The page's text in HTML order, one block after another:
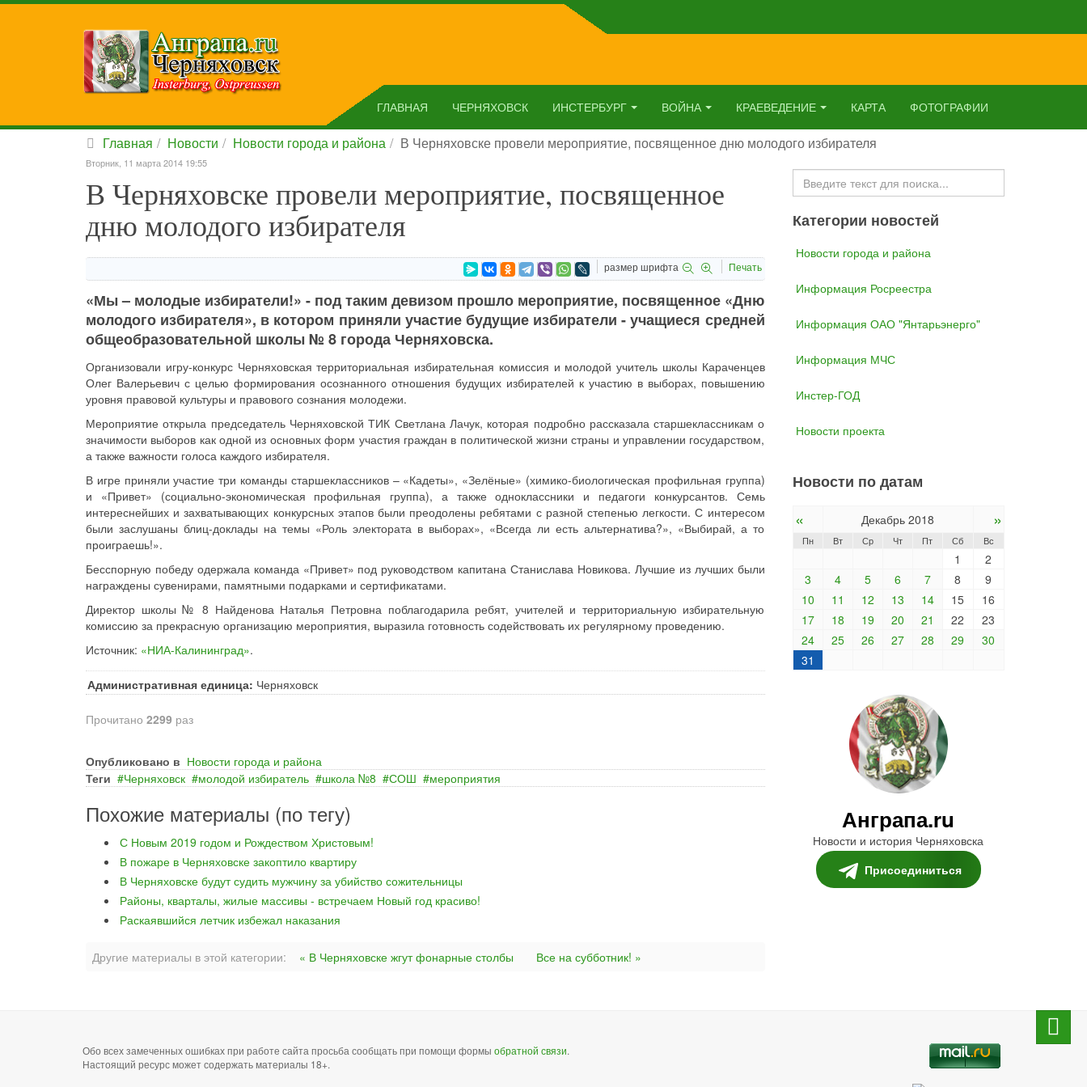
ГЛАВНАЯ ЧЕРНЯХОВСК ИНСТЕРБУРГ ВОЙНА КРАЕВЕДЕНИЕ КАРТА ФОТОГРАФИИ
Главная Новости Новости города и района В Черняховске провели мероприятие, посвященное дню молодого избирателя
Вторник, 11 марта 2014 19:55
В Черняховске провели мероприятие, посвященное
дню молодого избирателя
размер шрифта Печать
«Мы – молодые избиратели!» - под таким девизом прошло мероприятие, посвященное «Дню
молодого избирателя», в котором приняли участие будущие избиратели - учащиеся средней
общеобразовательной школы № 8 города Черняховска.
Организовали игру-конкурс Черняховская территориальная избирательная комиссия и молодой учитель школы Караченцев
Олег Валерьевич с целью формирования осознанного отношения будущих избирателей к участию в выборах, повышению
уровня правовой культуры и правового сознания молодежи.
Мероприятие открыла председатель Черняховской ТИК Светлана Лачук, которая подробно рассказала старшеклассникам о
значимости выборов как одной из основных форм участия граждан в политической жизни страны и управлении государством,
а также важности голоса каждого избирателя.
В игре приняли участие три команды старшеклассников – «Кадеты», «Зелёные» (химико-биологическая профильная группа)
и «Привет» (социально-экономическая профильная группа), а также одноклассники и педагоги конкурсантов. Семь
интереснейших и захватывающих конкурсных этапов были преодолены ребятами с разной степенью легкости. С интересом
были заслушаны блиц-доклады на темы «Роль электората в выборах», «Всегда ли есть альтернатива?», «Выбирай, а то
проиграешь!».
Бесспорную победу одержала команда «Привет» под руководством капитана Станислава Новикова. Лучшие из лучших были
награждены сувенирами, памятными подарками и сертификатами.
Директор школы № 8 Найденова Наталья Петровна поблагодарила ребят, учителей и территориальную избирательную
комиссию за прекрасную организацию мероприятия, выразила готовность содействовать их регулярному проведению.
Источник: «НИА-Калининград».
Административная единица: Черняховск
Прочитано 2299 раз
Опубликовано в Новости города и района
Теги
Черняховск молодой избиратель школа №8 СОШ мероприятия
Похожие материалы (по тегу)
С Новым 2019 годом и Рождеством Христовым!
В пожаре в Черняховске закоптило квартиру
В Черняховске будут судить мужчину за убийство сожительницы
Районы, кварталы, жилые массивы - встречаем Новый год красиво!
Раскаявшийся летчик избежал наказания
Другие материалы в этой категории: « В Черняховске жгут фонарные столбы Все на субботник! »
Искать...
Категории новостей
Новости города и района
Информация Росреестра
Информация ОАО "Янтарьэнерго"
Информация МЧС
Инстер-ГОД
Новости проекта
Новости по датам
« Декабрь 2018 »
Пн Вт Ср Чт Пт Сб Вс
1
2
3
4 5 6 7 8
9
10
11 12 13 14 15
16
17
18 19 20 21 22
23
24
25 26 27 28 29
30
31
Анграпа.ru
Новости и история Черняховска
Присоединиться
Обо всех замеченных ошибках при работе сайта просьба сообщать при помощи формы обратной связи.
Настоящий ресурс может содержать материалы 18+.